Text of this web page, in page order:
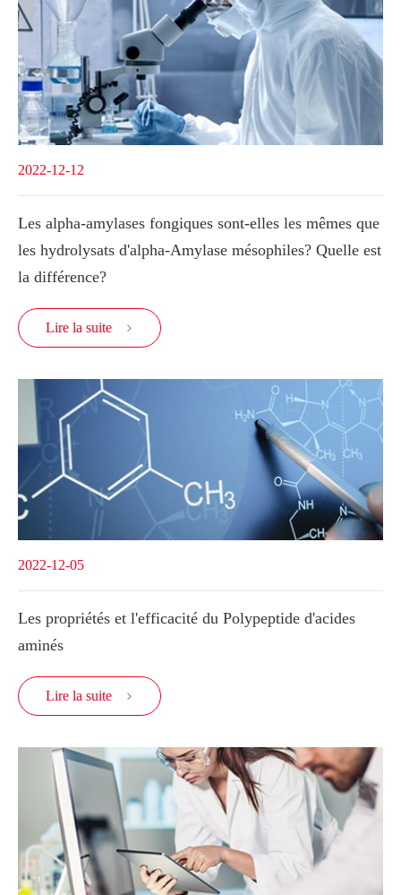
2022-12-12
Les alpha-amylases fongiques sont-elles les mêmes que
les hydrolysats d'alpha-Amylase mésophiles? Quelle est
la différence?
Lire la suite 
2022-12-05
Les propriétés et l'efficacité du Polypeptide d'acides
aminés
Lire la suite 